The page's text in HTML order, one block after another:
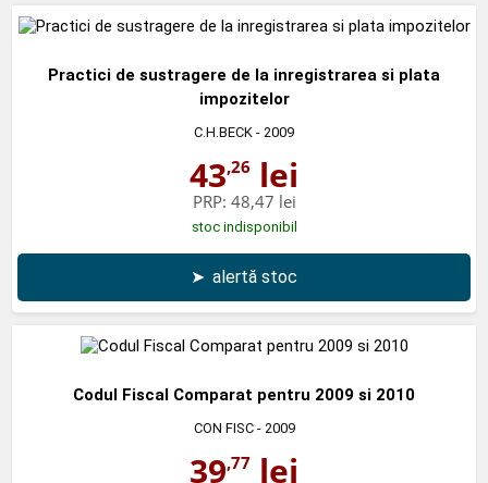
Practici de sustragere de la inregistrarea si plata
impozitelor
C.H.BECK - 2009
43,26 lei
PRP: 48,47 lei
stoc indisponibil
➤ alertă stoc
Codul Fiscal Comparat pentru 2009 si 2010
CON FISC- 2009
39,77 lei